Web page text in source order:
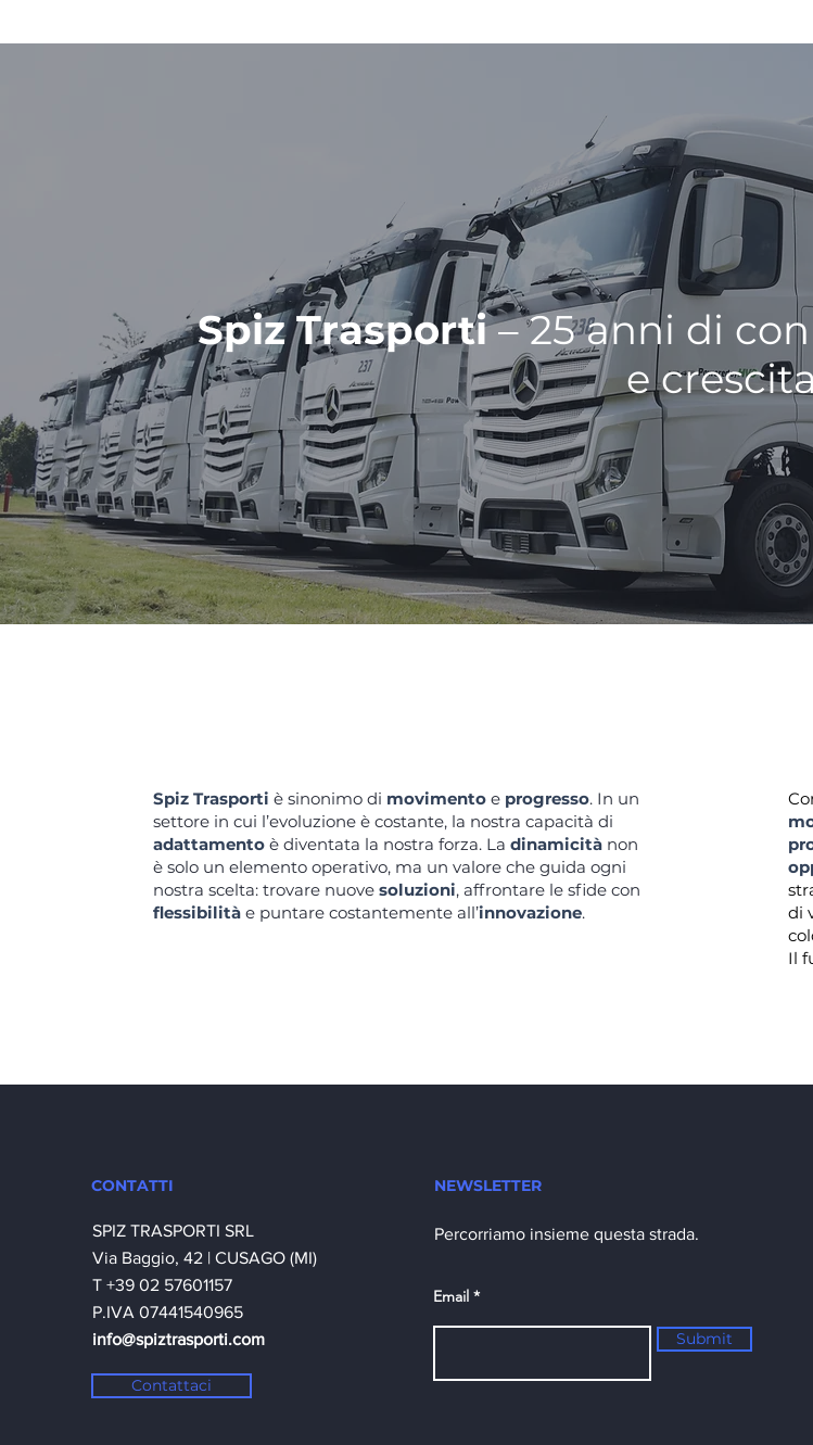
Spiz Trasporti– 25 anni di
e
Spiz Trasporti è sinonimo di movimento e progresso. In un
settore in cui l’evoluzione è costante, la nostra capacità di
adattamento è diventata la nostra forza. La dinamicità non
è solo un elemento operativo, ma un valore che guida ogni
nostra scelta: trovare nuove soluzioni, affrontare le sfide con
flessibilità e puntare costantemente all’innovazione.
di
Il
CONTATTI
SPIZ TRASPORTI SRL
Via Baggio, 42 | CUSAGO (MI)
T +39 02 57601157
P.IVA 07441540965
info@spiztrasporti.com
Contattaci
NEWSLETTER
Percorriamo insieme questa strada.
Email
Submit